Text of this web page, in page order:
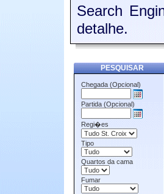
Search
detalhe.
PESQUISAR
Chegada (Opcional)
Partida (Opcional)
Regi�es
Tipo
Quartos da cama
Fumar